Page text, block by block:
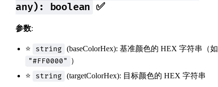
any): boolean ✅
参数:
⭐ string
(baseColorHex): 基准颜色的 HEX 字符串（如
"#FF0000" ）
⭐
string (targetColorHex): 目标颜色的 HEX 字符串